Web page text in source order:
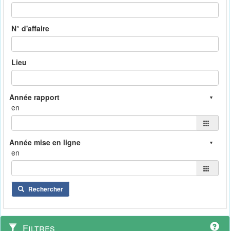
N° d'affaire
Lieu
en
en
Rechercher
Filtres